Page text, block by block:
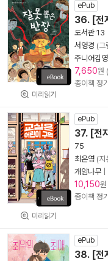
미리읽기
ePub
36. [전
도서관 13
서영경 (그
주니어김
7,650원
종이책 정
미리읽기
ePub
37. [전
75
최은영 (지
개암나무
10,150
종이책 정
ePub
38. [전